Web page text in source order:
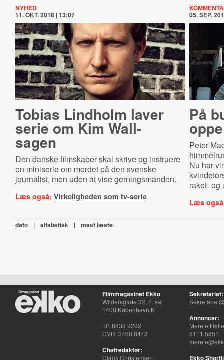
NYHED
11. OKT. 2018 | 13:07
Tobias Lindholm laver
serie om Kim Wall-
sagen
Den danske filmskaber skal skrive og instruere
en miniserie om mordet på den svenske
journalist, men uden at vise gerningsmanden.
Læs også: Virkeligheden som tv-serie
05. SEP.
På
Peter
Nu har
raket- og
Læs
dato | alfabetisk | mest læste
Filmmagasinet Ekko
Wildersgade 32, 2. sal
1408 København K
Tlf. 8838 9292
CVR. 3468 8443
Chefredaktør:
Claus Christensen
Sekretariat:
Annoncer:
Merete
6111 5851
Ekko